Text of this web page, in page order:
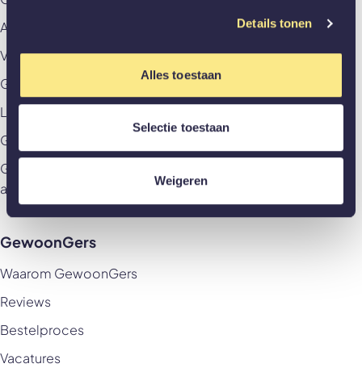
Details tonen
Alles toestaan
Selectie toestaan
Weigeren
Afspraak aan huis maken
Veelgestelde vragen
GewoonZeker
Levering & betaling
Garantievoorwaarden & Herroepingsrecht
Garantievoorwaarden & Herroepingsrecht
akoestische panelen
GewoonGers
Waarom GewoonGers
Reviews
Bestelproces
Vacatures